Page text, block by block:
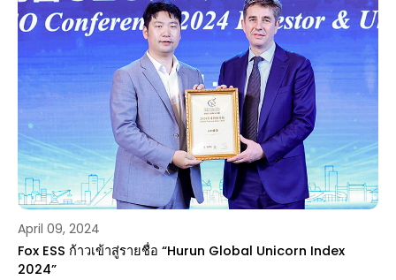
April 09, 2024
Fox ESS ก้าวเข้าสู่รายชื่อ “Hurun Global Unicorn Index
2024”